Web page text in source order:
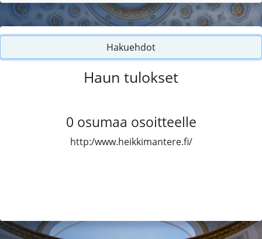
Hakuehdot
Haun tulokset
0 osumaa osoitteelle
http:/www.heikkimantere.fi/